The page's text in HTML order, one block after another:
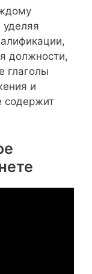
должности,
глаголы
и
содержит